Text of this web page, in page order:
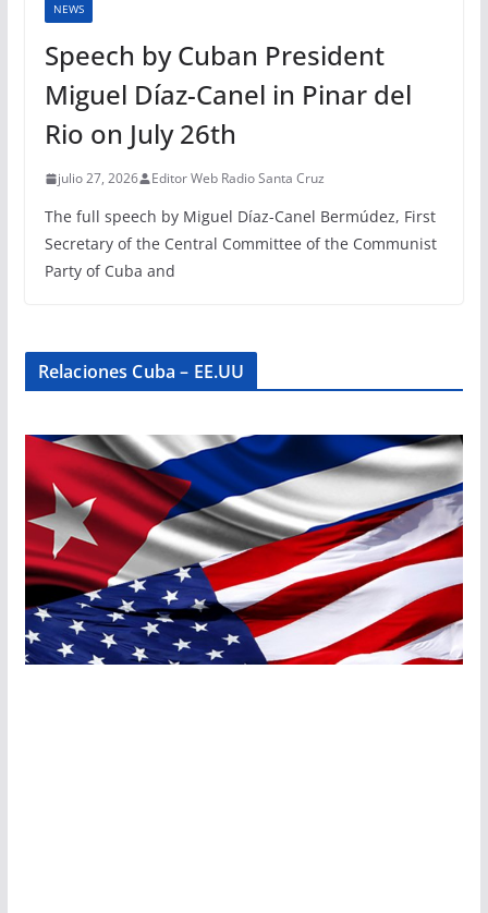
NEWS
Speech by Cuban President
Miguel Díaz-Canel in Pinar del
Rio on July 26th
julio 27, 2026 Editor Web Radio Santa Cruz
The full speech by Miguel Díaz-Canel Bermúdez, First
Secretary of the Central Committee of the Communist
Party of Cuba and
Relaciones Cuba – EE.UU